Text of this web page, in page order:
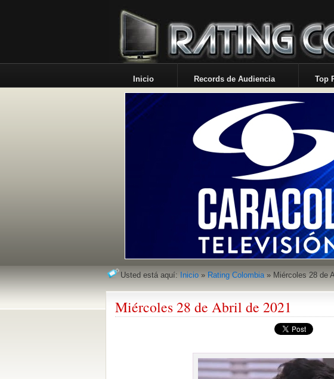
Inicio Records de Audiencia Top
Usted está aquí: Inicio » Rating Colombia» Miércoles 28 de
Miércoles 28 de Abril de 2021